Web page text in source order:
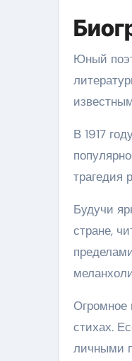
Юный
В 1917
трагедия
Будучи
стране,
Огромное
стихах.
личными